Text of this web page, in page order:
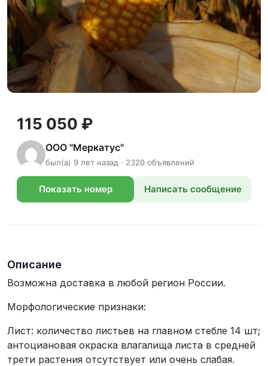
115 050 ₽
ООО "Меркатус"
был(а) 9 лет назад · 2320 объявлений
Показать номер Написать сообщение
Описание
Возможна доставка в любой регион России.
Морфологические признаки:
Лист: количество листьев на главном стебле 14 шт;
антоциановая окраска влагалища листа в средней
трети растения отсутствует или очень слабая.